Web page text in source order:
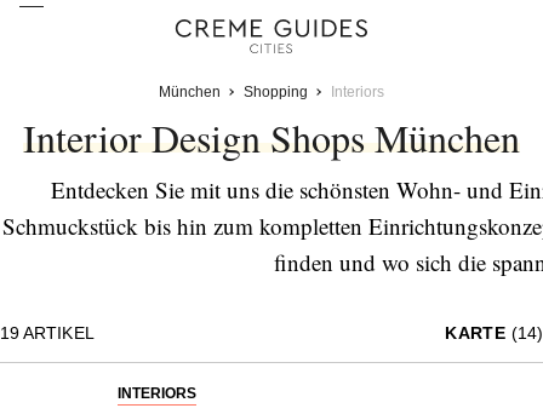
München Shopping Interiors
Interior Design Shops München
Entdecken Sie mit uns die schönsten Wohn- und
Schmuckstück bis hin zum kompletten
finden und wo sich die
19ARTIKEL KARTE (14)
INTERIORS